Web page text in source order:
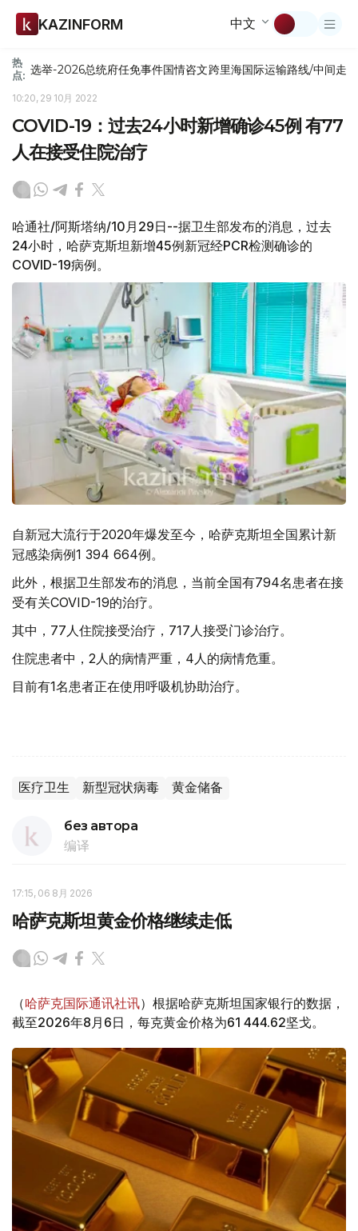
KAZINFORM 中文
热
点: 选举-2026总统府任免事件国情咨文跨里海国际运输路线/中间走廊
10:20, 29 10月 2022
COVID-19：过去24小时新增确诊45例 有77
人在接受住院治疗
哈通社/阿斯塔纳/10月29日--据卫生部发布的消息，过去
24小时，哈萨克斯坦新增45例新冠经PCR检测确诊的
COVID-19病例。
自新冠大流行于2020年爆发至今，哈萨克斯坦全国累计新
冠感染病例1 394 664例。
此外，根据卫生部发布的消息，当前全国有794名患者在接
受有关COVID-19的治疗。
其中，77人住院接受治疗，717人接受门诊治疗。
住院患者中，2人的病情严重，4人的病情危重。
目前有1名患者正在使用呼吸机协助治疗。
医疗卫生 新型冠状病毒 黄金储备
без автора
编译
17:15, 06 8月 2026
哈萨克斯坦黄金价格继续走低
（哈萨克国际通讯社讯）根据哈萨克斯坦国家银行的数据，
截至2026年8月6日，每克黄金价格为61 444.62坚戈。